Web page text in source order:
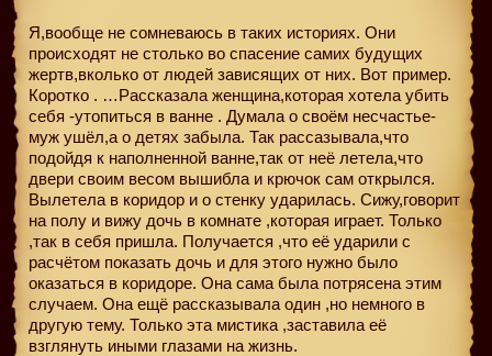
Я,вообще не сомневаюсь в таких историях. Они
происходят не столько во спасение самих будущих
жертв,вколько от людей зависящих от них. Вот пример.
Коротко . …Рассказала женщина,которая хотела убить
себя -утопиться в ванне . Думала о своём несчастье-
муж ушёл,а о детях забыла. Так рассазывала,что
подойдя к наполненной ванне,так от неё летела,что
двери своим весом вышибла и крючок сам открылся.
Вылетела в коридор и о стенку ударилась. Сижу,говорит
на полу и вижу дочь в комнате ,которая играет. Только
,так в себя пришла. Получается ,что её ударили с
расчётом показать дочь и для этого нужно было
оказаться в коридоре. Она сама была потрясена этим
случаем. Она ещё рассказывала один ,но немного в
другую тему. Только эта мистика ,заставила её
взглянуть иными глазами на жизнь.